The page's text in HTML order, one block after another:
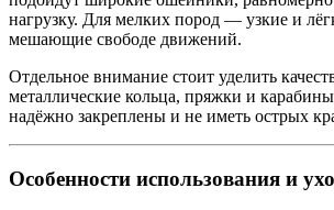
нагрузку. Для мелких пород — узкие и
мешающие свободе движений.
Отдельное внимание стоит уделить
металлические кольца, пряжки и
надёжно закреплены и не иметь острых
Особенности использования и